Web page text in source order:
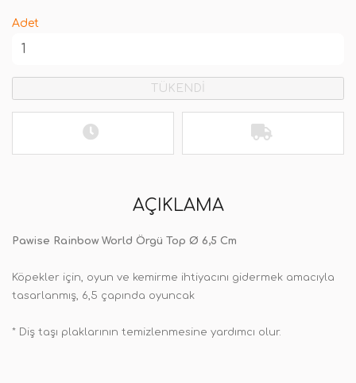
Adet
TÜKENDİ
AÇIKLAMA
Pawise Rainbow World Örgü Top Ø 6,5 Cm
Köpekler için, oyun ve kemirme ihtiyacını gidermek amacıyla
tasarlanmış, 6,5 çapında oyuncak
* Diş taşı plaklarının temizlenmesine yardımcı olur.